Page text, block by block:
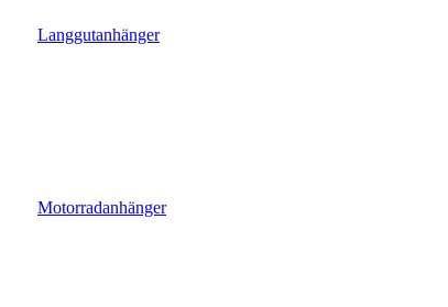
Langgutanhänger
Motorradanhänger